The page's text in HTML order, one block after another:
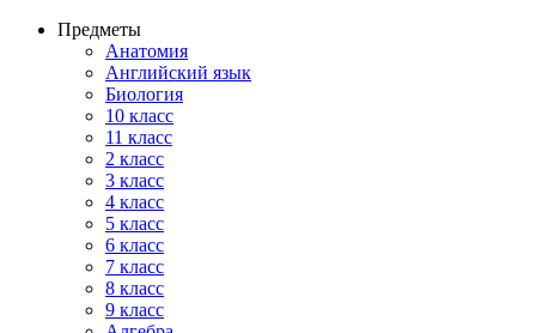
Предметы
Анатомия
Английский язык
Биология
10 класс
11 класс
2 класс
3 класс
4 класс
5 класс
6 класс
7 класс
8 класс
9 класс